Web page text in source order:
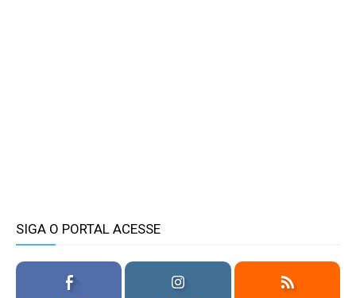
SIGA O PORTAL ACESSE